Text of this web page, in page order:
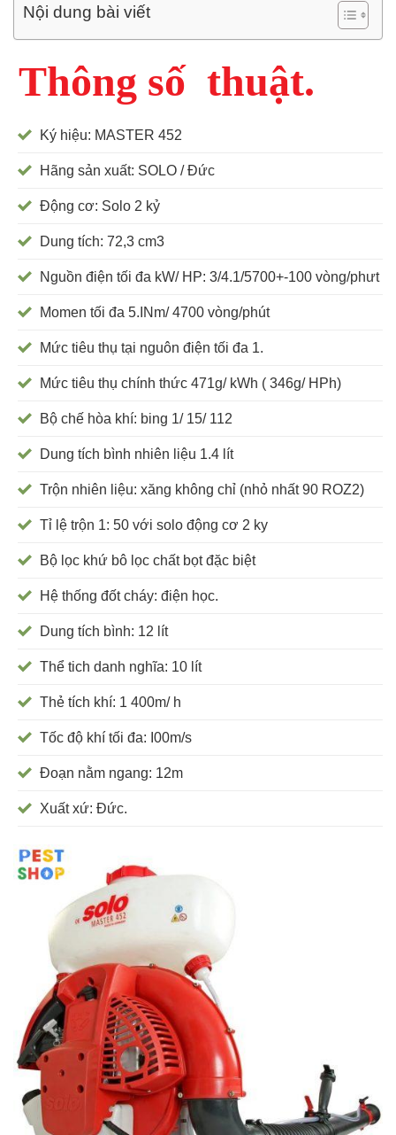
Nội dung bài viết
Thông số thuật.
Ký hiệu: MASTER 452
Hãng sản xuất: SOLO / Đức
Động cơ: Solo 2 kỷ
Dung tích: 72,3 cm3
Nguồn điện tối đa kW/ HP: 3/4.1/5700+-100 vòng/phưt
Momen tối đa 5.INm/ 4700 vòng/phút
Mức tiêu thụ tại nguôn điện tối đa 1.
Mức tiêu thụ chính thức 471g/ kWh ( 346g/ HPh)
Bộ chế hòa khí: bing 1/ 15/ 112
Dung tích bình nhiên liệu 1.4 lít
Trộn nhiên liệu: xăng không chỉ (nhỏ nhất 90 ROZ2)
Tỉ lệ trộn 1: 50 với solo động cơ 2 ky
Bộ lọc khứ bô lọc chất bọt đặc biệt
Hệ thống đốt cháy: điện học.
Dung tích bình: 12 lít
Thể tich danh nghĩa: 10 lít
Thẻ tích khí: 1 400m/ h
Tốc độ khí tối đa: I00m/s
Đoạn nằm ngang: 12m
Xuất xứ: Đức.